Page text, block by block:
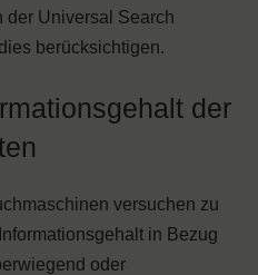
der Universal Search
berücksichtigen.
der
versuchen zu
in Bezug
oder